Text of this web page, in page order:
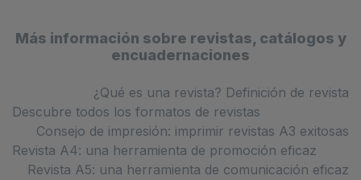
Más información sobre revistas, catálogos y
encuadernaciones
¿Qué es una revista? Definición de revista
Descubre todos los formatos de revistas
Consejo de impresión: imprimir revistas A3 exitosas
Revista A4: una herramienta de promoción eficaz
Revista A5: una herramienta de comunicación eficaz